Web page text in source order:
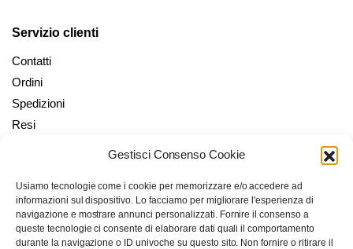
Gestisci Consenso Cookie
Usiamo tecnologie come i cookie per memorizzare e/o accedere ad
informazioni sul dispositivo. Lo facciamo per migliorare l'esperienza di
navigazione e mostrare annunci personalizzati. Fornire il consenso a
queste tecnologie ci consente di elaborare dati quali il comportamento
durante la navigazione o ID univoche su questo sito. Non fornire o ritirare il
Servizio clienti
Contatti
Ordini
Spedizioni
Resi
Il mio Account
Checkout
Carrello